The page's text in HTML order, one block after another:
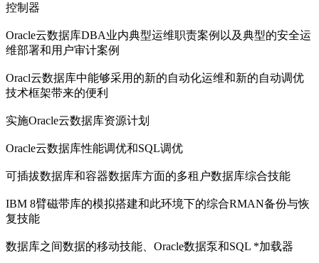
控制器
Oracle云数据库DBA业内典型运维职责案例以及典型的安全运
维部署和用户审计案例
Oracl云数据库中能够采用的新的自动化运维和新的自动调优
技术框架带来的便利
实施Oracle云数据库资源计划
Oracle云数据库性能调优和SQL调优
可插拔数据库和容器数据库方面的多租户数据库综合技能
IBM 8臂磁带库的模拟搭建和此环境下的综合RMAN备份与恢
复技能
数据库之间数据的移动技能、Oracle数据泵和SQL *加载器